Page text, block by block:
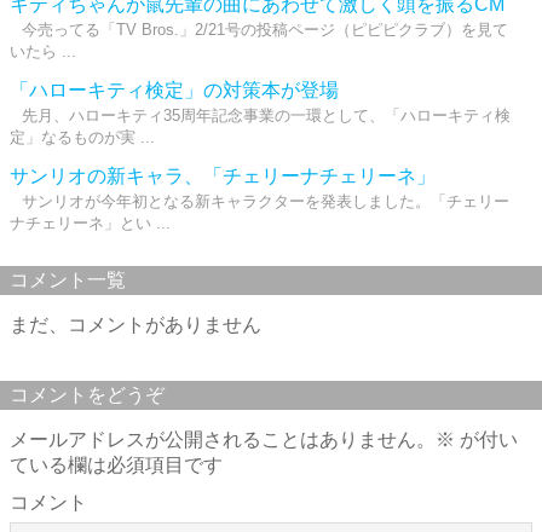
今売ってる「TV Bros.」2/21号の投稿ページ（ピピピクラブ）を見て
いたら ...
「ハローキティ検定」の対策本が登場
先月、ハローキティ35周年記念事業の一環として、「ハローキティ検
定」なるものが実 ...
サンリオの新キャラ、「チェリーナチェリーネ」
サンリオが今年初となる新キャラクターを発表しました。「チェリー
ナチェリーネ」とい ...
コメント一覧
まだ、コメントがありません
コメントをどうぞ
メールアドレスが公開されることはありません。 ※ が付い
ている欄は必須項目です
コメント